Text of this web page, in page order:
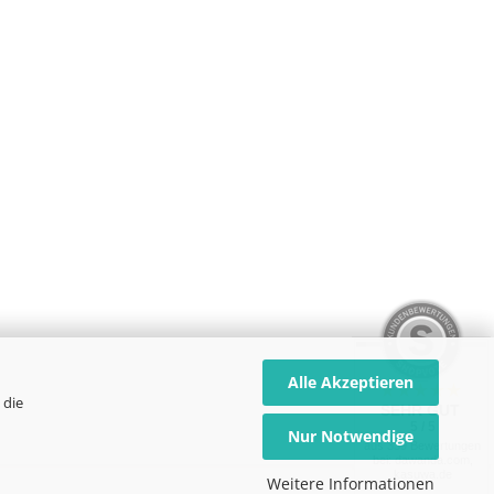
die
Alle Akzeptieren
Nur Notwendige
Weitere Informationen
SEHR GUT
aus 339 Bewertungen
bei: dawanda.com,